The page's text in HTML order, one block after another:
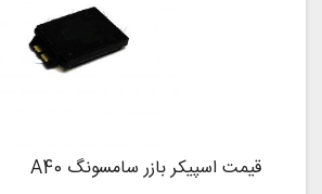
قیمت اسپیکر بازر سامسونگ A40